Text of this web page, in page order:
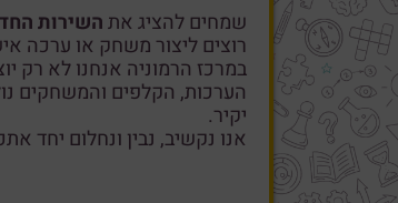
שמחים להציג אתהשירות
רוצים ליצור משחק או ערכה
במרכז הרמוניה אנחנו לא רק
הערכות, הקלפים והמשחקים
יקיר.
אנו נקשיב, נבין ונחלום יחד